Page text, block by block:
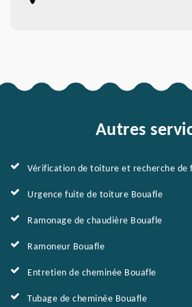
Autres
Vérification de toiture et recherche de
Urgence fuite de toiture Bouafle
Ramonage de chaudière Bouafle
Ramoneur Bouafle
Entretien de cheminée Bouafle
Tubage de cheminée Bouafle